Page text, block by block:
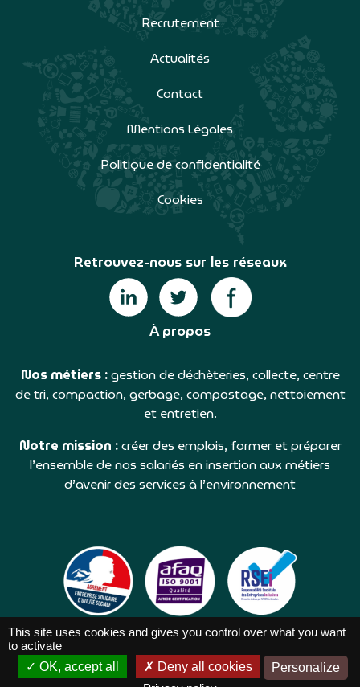
Recrutement
Actualités
Contact
Mentions Légales
Politique de confidentialité
Cookies
Retrouvez-nous sur les réseaux
À propos
Nos métiers :gestion de déchèteries, collecte, centre
de tri, compaction, gerbage, compostage, nettoiement
et entretien.
Notre mission :créer des emplois, former et préparer
l’ensemble de nos salariés en insertion aux métiers
d’avenir des services à l’environnement
TRIBORD ©2026 |Réalisation NetCURD
This site uses cookies and gives you control over what you want
to activate
OK, accept all
Deny all cookies
Personalize